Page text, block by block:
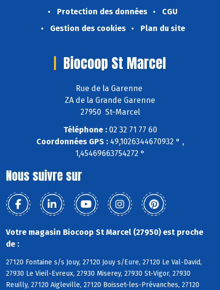
Protection des données
CGU
Gestion des cookies
Plan du site
Biocoop St Marcel
Rue de la Garenne
ZA de la Grande Garenne
27950 St-Marcel
Téléphone :02 32 71 77 60
Coordonnées GPS :49,1026344670932 ° ,
1,45469663754272 °
Nous suivre sur
Votre magasin Biocoop St Marcel (27950) est proche
de :
27120 Fontaine s/s Jouy, 27120 Jouy s/Eure, 27120 Le Val-David,
27930 Le Vieil-Evreux, 27930 Miserey, 27930 St-Vigor, 27930
Reuilly, 27120 Aigleville, 27120 Boisset-les-Prévanches, 27120